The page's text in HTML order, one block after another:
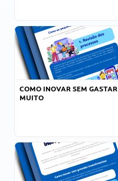
COMO INOVAR SEM GASTAR
MUITO